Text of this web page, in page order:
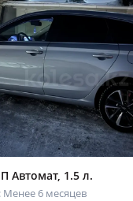
Автомат, 1.5 л.
Менее 6 месяцев